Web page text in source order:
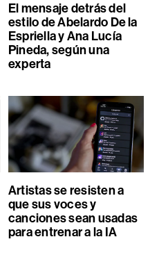
El mensaje detrás del
estilo de Abelardo De la
Espriella y Ana Lucía
Pineda, según una
experta
Artistas se resisten a
que sus voces y
canciones sean usadas
para entrenar a la IA